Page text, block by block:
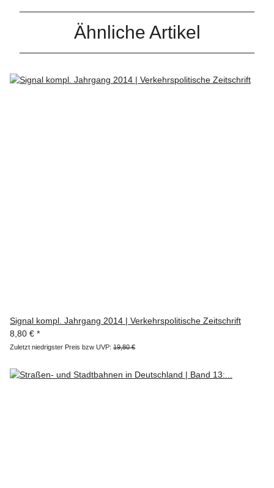
Ähnliche Artikel
Signal kompl. Jahrgang 2014 | Verkehrspolitische Zeitschrift
8,80 € *
Zuletzt niedrigster Preis bzw UVP: 19,80 €